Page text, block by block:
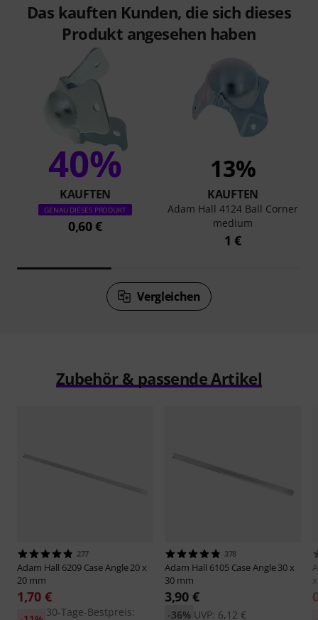
Das kauften Kunden, die sich dieses
Produkt angesehen haben
40%
KAUFTEN
GENAU DIESES PRODUKT
0,60 €
13%
KAUFTEN
Adam Hall 4124 Ball Corner
medium
1 €
Vergleichen
Zubehör & passende Artikel
277
Adam Hall 6209 Case Angle 20 x
20 mm
1,70 €
30-Tage-Bestpreis:
378
Adam Hall 6105 Case Angle 30 x
30 mm
3,90 €
UVP: 6,12 €
-36%